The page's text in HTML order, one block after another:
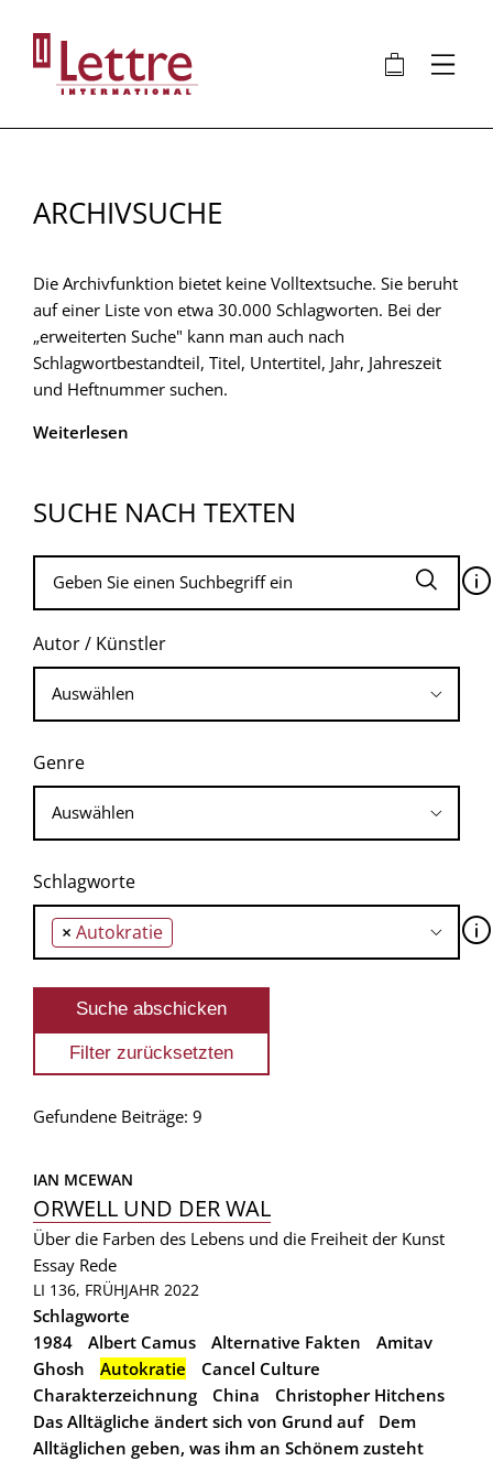
Inhalt
🛍 ⋮
ARCHIVSUCHE
Die Archivfunktion bietet keine Volltextsuche. Sie beruht
auf einer Liste von etwa 30.000 Schlagworten. Bei der
„erweiterten Suche" kann man auch nach
Schlagwortbestandteil, Titel, Untertitel, Jahr, Jahreszeit
und Heftnummer suchen.
Weiterlesen
SUCHE NACH TEXTEN
🛈
Autor / Künstler
Genre
Schlagworte
× Autokratie 🛈
Gefundene Beiträge: 9
IAN MCEWAN
ORWELL UND DER WAL
Über die Farben des Lebens und die Freiheit der Kunst
Essay Rede
LI 136, FRÜHJAHR 2022
Schlagworte
1984
Albert Camus Alternative Fakten
Amitav
Ghosh
Autokratie
Cancel Culture
Charakterzeichnung
China
Christopher Hitchens
Das Alltägliche ändert sich von Grund auf
Dem
Alltäglichen geben, was ihm an Schönem zusteht